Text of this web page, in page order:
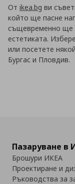
От ikea.bg ви
който ще пасне
същевременно ще
естетиката.
или посетете
Бургас и Пловдив.
Пазаруване в
Брошури ИКЕА
Проектиране и
Ръководства за